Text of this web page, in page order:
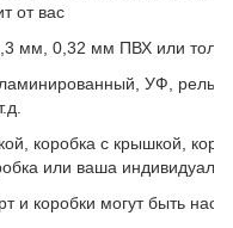
от вас
мм, 0,32 мм ПВХ или
УФ,
коробка с крышкой,
или ваша
и коробки могут быть